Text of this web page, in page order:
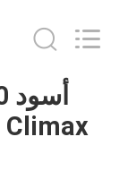
الصفحة
الرئيسية
Clutch